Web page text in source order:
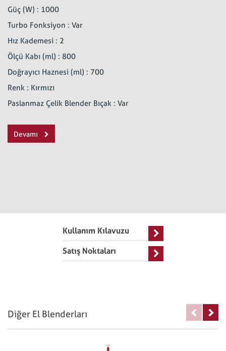
Güç (W) : 1000
Turbo Fonksiyon : Var
Hız Kademesi : 2
Ölçü Kabı (ml) : 800
Doğrayıcı Haznesi (ml) : 700
Renk : Kırmızı
Paslanmaz Çelik Blender Bıçak : Var
Devamı
Kullanım Kılavuzu
Satış Noktaları
Diğer El Blenderları